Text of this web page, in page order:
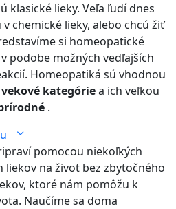
klasické lieky. Veľa ľudí dnes
chemické lieky, alebo chcú žiť
si homeopatické
podobe možných vedľajších
Homeopatiká sú vhodnou
kategóriea ich veľkou
.
pomocou niekoľkých
na život bez zbytočného
ktoré nám pomôžu k
Naučíme sa doma